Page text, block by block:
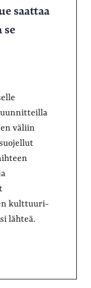
saattaa
väliin
kulttuuri-
lähteä.